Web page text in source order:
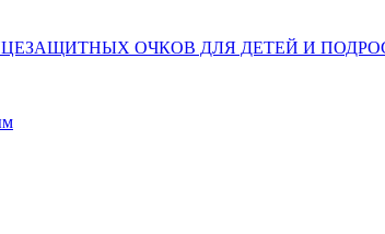
ОЧКОВ ДЛЯ ДЕТЕЙ И